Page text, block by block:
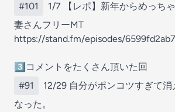
#101
1/7 【レポ】新年からめっち
妻さんフリーMT
https://stand.fm/episodes/
3️⃣コメントをたくさん頂いた回
#91
12/29 自分がポンコツすぎて消
なった。